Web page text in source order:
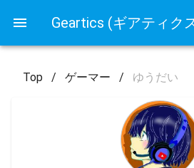
Geartics (ギアティク
Top / ゲーマー / ゆうだい